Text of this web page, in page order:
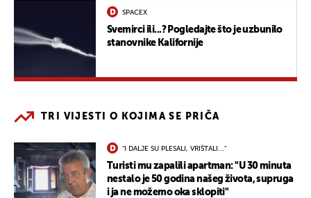
SPACEX
Svemirci ili...? Pogledajte što je uzbunilo
stanovnike Kalifornije
TRI VIJESTI O KOJIMA SE PRIČA
"I DALJE SU PLESALI, VRIŠTALI..."
Turisti mu zapalili apartman: "U 30 minuta
nestalo je 50 godina našeg života, supruga
i ja ne možemo oka sklopiti"